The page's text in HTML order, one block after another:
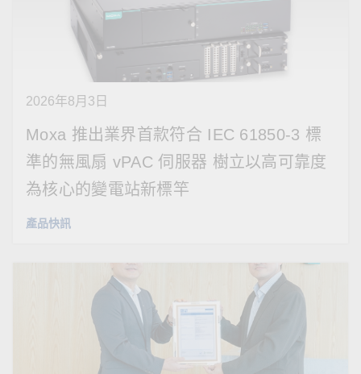
2026年8月3日
Moxa 推出業界首款符合 IEC 61850-3 標
準的無風扇 vPAC 伺服器 樹立以高可靠度
為核心的變電站新標竿
產品快訊